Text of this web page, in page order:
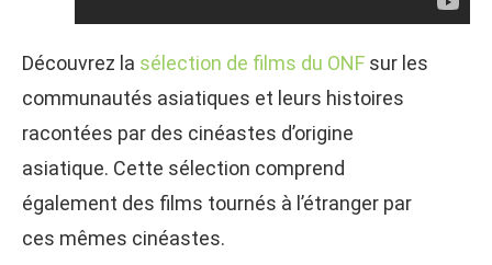
Découvrez la sélection de films du ONF sur les
communautés asiatiques et leurs histoires
racontées par des cinéastes d’origine
asiatique. Cette sélection comprend
également des films tournés à l’étranger par
ces mêmes cinéastes.